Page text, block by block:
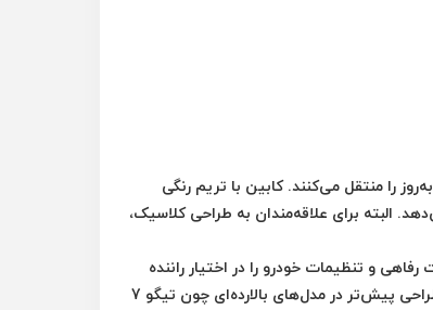
را منتقل می‌کنند. کابین با تریم رنگی
البته برای علاقه‌مندان به طراحی کلاسیک،
و تنظیمات خودرو را در اختیار راننده
پیش‌تر در مدل‌های بالارده‌ای چون
تیگو 7